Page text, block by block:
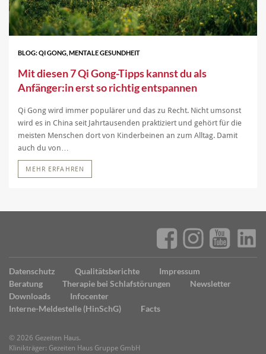
BLOG: QI GONG, MENTALE GESUNDHEIT
Mit diesen 7 Qi Gong-Tipps kannst du als
Anfänger:in erst so richtig entspannen
Qi Gong wird immer populärer und das zu Recht. Nicht umsonst
wird es in China seit Jahrtausenden praktiziert und gehört für die
meisten Menschen dort von Kinderbeinen an zum Alltag. Damit
auch du von…
MEHR ERFAHREN
Datenschutz Qualitätsberichte
Impressum
Beratung
Therapie bei Schlafstörungen
Newsletter
Downloads
Infocenter
Interne-Meldestelle (HinSchG)
Facts
© 2026 Gezeiten Haus.
Klinikträger: Gezeiten Haus Gruppe GmbH